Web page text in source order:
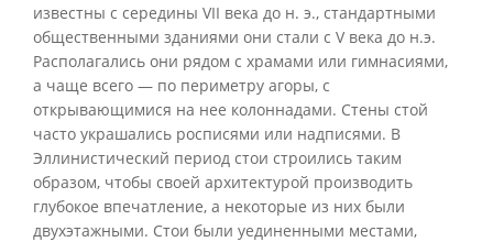
известны с середины VII века до н. э., стандартными
общественными зданиями они стали с V века до н.э.
Располагались они рядом с храмами или гимнасиями,
а чаще всего — по периметру агоры, с
открывающимися на нее колоннадами. Стены стой
часто украшались росписями или надписями. В
Эллинистический период стои строились таким
образом, чтобы своей архитектурой производить
глубокое впечатление, а некоторые из них были
двухэтажными. Стои были уединенными местами,